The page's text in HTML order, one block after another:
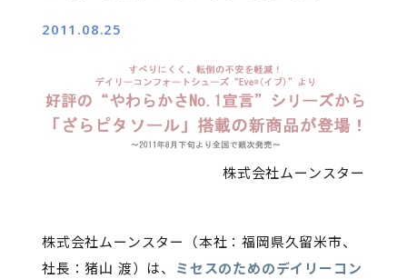
2011.08.25
株式会社ムーンスター
株式会社ムーンスター（本社：福岡県久留米市、
社長：猪山 渡）は、
ミセスのためのデイリーコン